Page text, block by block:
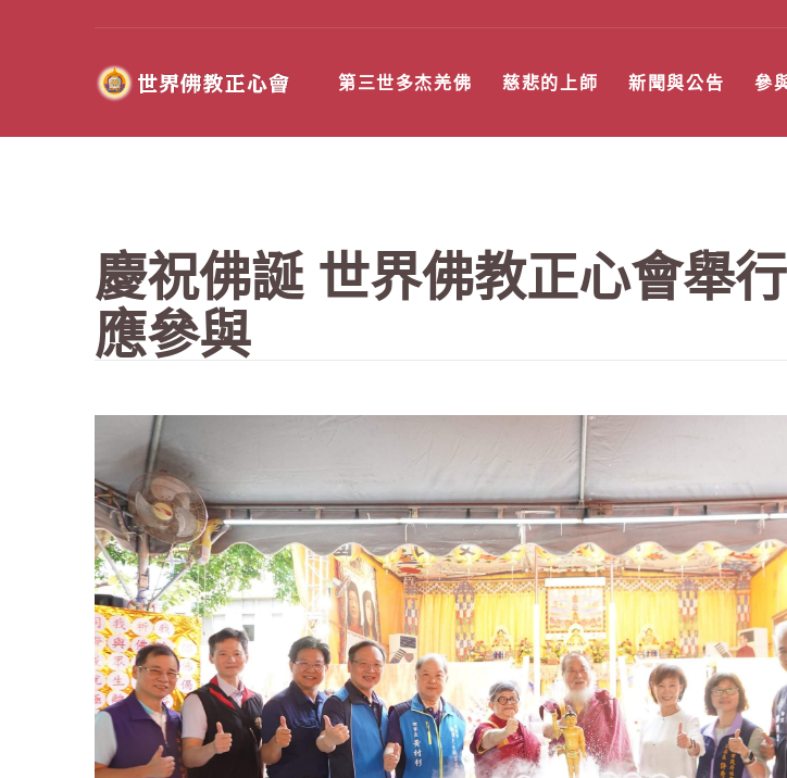
第三世多杰羌佛 慈悲的上師 新聞與公告 參
慶祝佛誕 世界佛教正心會舉
應參與